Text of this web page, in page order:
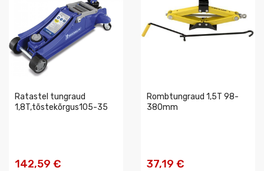
Ratastel tungraud
1,8T,tõstekõrgus105-35
142,59 €
Rombtungraud 1,5T 98-
380mm
37,19 €